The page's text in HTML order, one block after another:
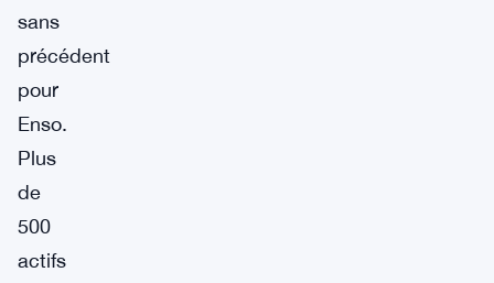
sans
précédent
pour
Enso.
Plus
de
500
actifs